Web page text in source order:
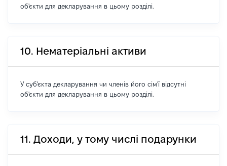
об'єкти для декларування в цьому розділі.
10. Нематеріальні активи
У суб'єкта декларування чи членів його сім'ї відсутні
об'єкти для декларування в цьому розділі.
11. Доходи, у тому числі подарунки